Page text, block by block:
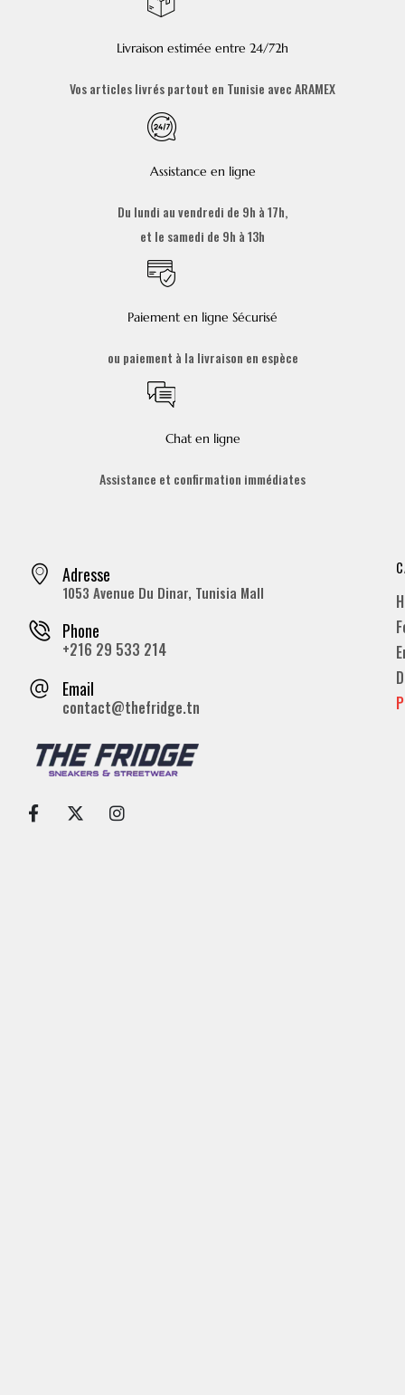
Livraison estimée entre 24/72h
Vos articles livrés partout en Tunisie avec ARAMEX
Assistance en ligne
Du lundi au vendredi de 9h à 17h,
et le samedi de 9h à 13h
Paiement en ligne Sécurisé
ou paiement à la livraison en espèce
Chat en ligne
Assistance et confirmation immédiates
Adresse
1053 Avenue Du Dinar, Tunisia Mall
Phone
+216 29 533 214
Email
contact@thefridge.tn